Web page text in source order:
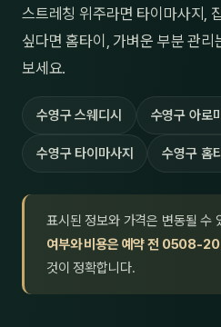
스트레칭 위주라면 타이마사지,
싶다면 홈타이, 가벼운 부분 관리
보세요.
수영구 스웨디시 수영구 아로
수영구 타이마사지 수영구 홈
표시된 정보와 가격은 변동될 수
여부와 비용은 예약 전 0508-
것이 정확합니다.